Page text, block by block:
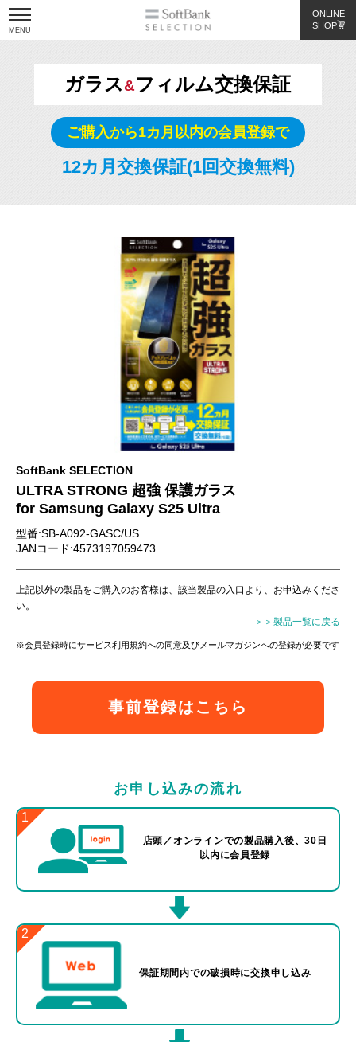
ONLINE
SHOP
About us
機種から探す
ガラス&フィルム交換保証
ご購入から1カ月以内の会員登録で
12カ月交換保証(1回交換無料)
SoftBank SELECTION
ULTRA STRONG 超強 保護ガラス
for Samsung Galaxy S25 Ultra
型番:SB-A092-GASC/US
JANコード:4573197059473
上記以外の製品をご購入のお客様は、該当製品の入口より、お申込みくださ
い。
＞＞製品一覧に戻る
※会員登録時にサービス利用規約への同意及びメールマガジンへの登録が必要です
事前登録はこちら
お申し込みの流れ
1
店頭／オンラインでの製品購入後、30日
以内に会員登録
2
保証期間内での破損時に交換申し込み